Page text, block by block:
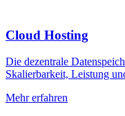
Cloud Hosting
Die dezentrale
Skalierbarkeit, Leistung
Mehr erfahren